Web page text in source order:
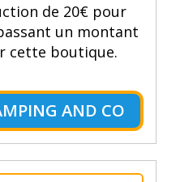
de 20€ pour
un montant
cette boutique.
AND CO